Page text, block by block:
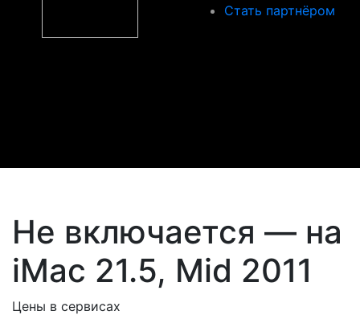
Стать партнёром
Не включается — на
iMac 21.5, Mid 2011
Цены в сервисах